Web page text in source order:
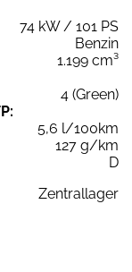
74 kW / 101 PS
Benzin
1.199 cm³
4 (Green)
5,6 l/100km
127 g/km
D
Zentrallager